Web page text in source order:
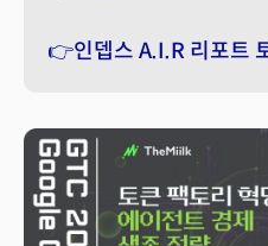
👉인뎁스 A.I.R 리포트